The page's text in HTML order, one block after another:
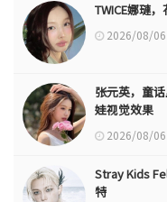
TWICE娜璉
2026/08/06
张元英，童
娃视觉效果
2026/08/06
Stray Kids
特